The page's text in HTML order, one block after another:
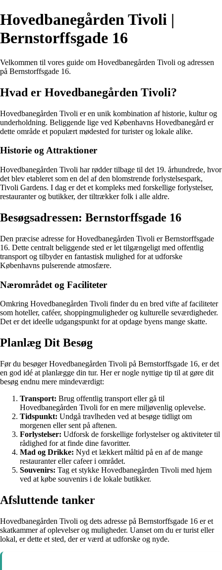
Hovedbanegården Tivoli |
Bernstorffsgade 16
Velkommen til vores guide om Hovedbanegården Tivoli og adressen
på Bernstorffsgade 16.
Hvad er Hovedbanegården Tivoli?
Hovedbanegården Tivoli er en unik kombination af historie, kultur og
underholdning. Beliggende lige ved Københavns Hovedbanegård er
dette område et populært mødested for turister og lokale alike.
Historie og Attraktioner
Hovedbanegården Tivoli har rødder tilbage til det 19. århundrede, hvor
det blev etableret som en del af den blomstrende forlystelsespark,
Tivoli Gardens. I dag er det et kompleks med forskellige forlystelser,
restauranter og butikker, der tiltrækker folk i alle aldre.
Besøgsadressen: Bernstorffsgade 16
Den præcise adresse for Hovedbanegården Tivoli er Bernstorffsgade
16. Dette centralt beliggende sted er let tilgængeligt med offentlig
transport og tilbyder en fantastisk mulighed for at udforske
Københavns pulserende atmosfære.
Nærområdet og Faciliteter
Omkring Hovedbanegården Tivoli finder du en bred vifte af faciliteter
som hoteller, caféer, shoppingmuligheder og kulturelle seværdigheder.
Det er det ideelle udgangspunkt for at opdage byens mange skatte.
Planlæg Dit Besøg
Før du besøger Hovedbanegården Tivoli på Bernstorffsgade 16, er det
en god idé at planlægge din tur. Her er nogle nyttige tip til at gøre dit
besøg endnu mere mindeværdigt:
Transport: Brug offentlig transport eller gå til
Hovedbanegården Tivoli for en mere miljøvenlig oplevelse.
Tidspunkt: Undgå travlheden ved at besøge tidligt om
morgenen eller sent på aftenen.
Forlystelser: Udforsk de forskellige forlystelser og aktiviteter til
rådighed for at finde dine favoritter.
Mad og Drikke: Nyd et lækkert måltid på en af de mange
restauranter eller cafeer i området.
Souvenirs: Tag et stykke Hovedbanegården Tivoli med hjem
ved at købe souvenirs i de lokale butikker.
Afsluttende tanker
Hovedbanegården Tivoli og dets adresse på Bernstorffsgade 16 er et
skatkammer af oplevelser og muligheder. Uanset om du er turist eller
lokal, er dette et sted, der er værd at udforske og nyde.